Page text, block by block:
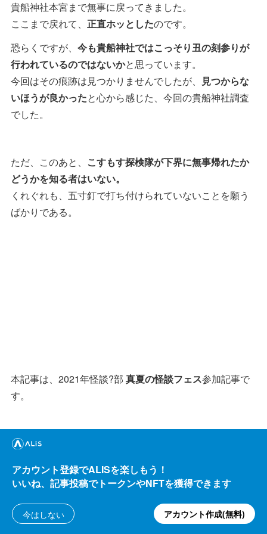
貴船神社本宮まで無事に戻ってきました。
ここまで戻れて、 正直ホッとしたのです。
恐らくですが、 今も貴船神社ではこっそり丑の刻参りが
行われているのではないかと思っています。
今回はその痕跡は見つかりませんでしたが、
見つからな
いほうが良かったと心から感じた、今回の貴船神社調査
でした。
ただ、このあと、 こすもす探検隊が下界に無事帰れたか
どうかを知る者はいない。
くれぐれも、五寸釘で打ち付けられていないことを願う
ばかりである。
本記事は、2021年怪談?部 真夏の怪談フェス参加記事で
す。
アカウント登録でALISを楽しもう！
いいね、記事投稿でトークンやNFTを獲得できます
今はしない アカウント作成(無料)